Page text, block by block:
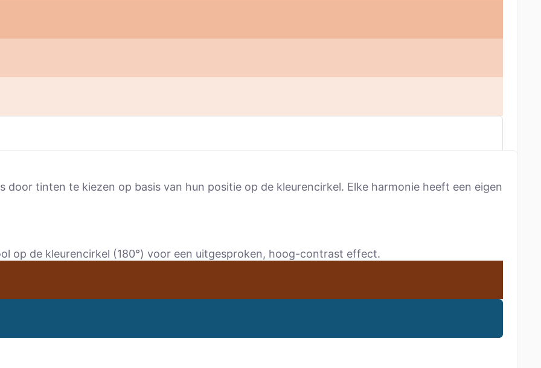
tinten te kiezen op basis van hun positie op de kleurencirkel. Elke harmonie heeft een eigen
op de kleurencirkel (180°) voor een uitgesproken, hoog-contrast effect.